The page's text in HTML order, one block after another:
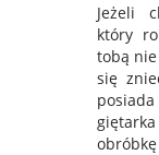
Jeżeli
który
tobą nie
się